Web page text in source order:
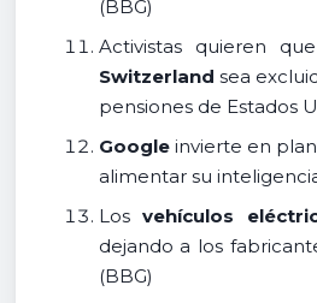
(BBG)
Activistas quieren que
Switzerland sea
pensiones de Estados
Googleinvierte en
alimentar su
Losvehículos
dejando a los
(BBG)